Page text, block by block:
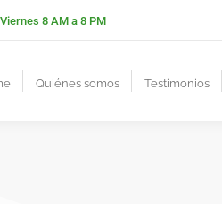
8 AM a 8 PM
Quiénes somos Testimonios